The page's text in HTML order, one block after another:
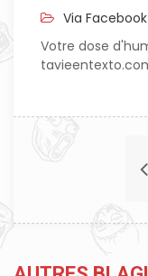
Via Facebook
Votre dose